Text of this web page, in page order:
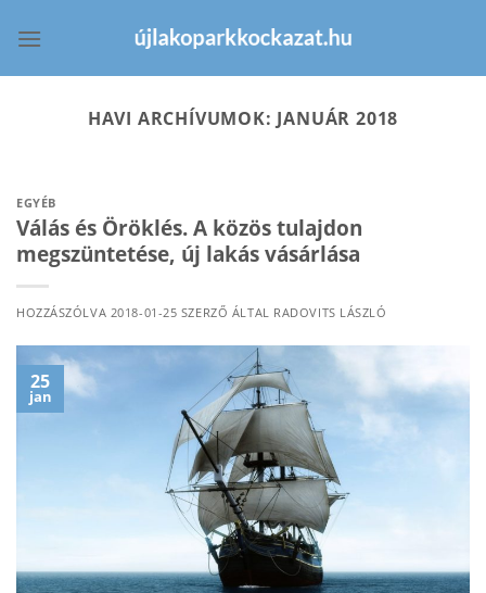
HAVI ARCHÍVUMOK: JANUÁR 2018
EGYÉB
Válás és Öröklés. A közös tulajdon
megszüntetése, új lakás vásárlása
HOZZÁSZÓLVA 2018-01-25 SZERZŐ ÁLTAL RADOVITS LÁSZLÓ
25
jan